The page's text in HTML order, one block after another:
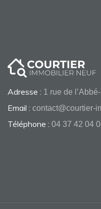
Adresse : 1 rue de
Email : contact@courtier-
Téléphone : 04 37 42 04